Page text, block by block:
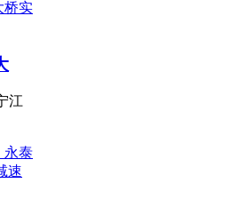
江